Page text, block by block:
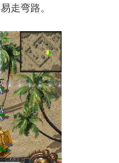
走弯路。